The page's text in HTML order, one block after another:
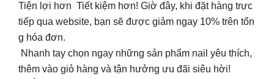
Tiện lợi hơn Tiết kiệm hơn! Giờ đây, khi đặt hàng trực
tiếp qua website, bạn sẽ được giảm ngay 10% trên tổn
g hóa đơn.
Nhanh tay chọn ngay những sản phẩm nail yêu thích,
thêm vào giỏ hàng và tận hưởng ưu đãi siêu hời!